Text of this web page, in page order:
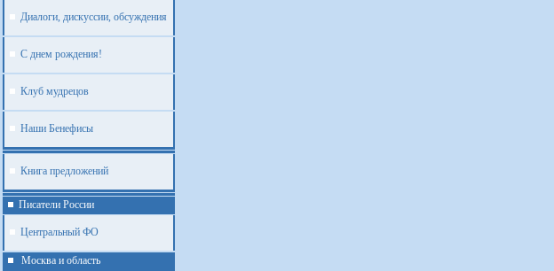
Диалоги, дискуссии, обсуждения
С днем рождения!
Клуб мудрецов
Наши Бенефисы
Книга предложений
Писатели России
Центральный ФО
Москва и область